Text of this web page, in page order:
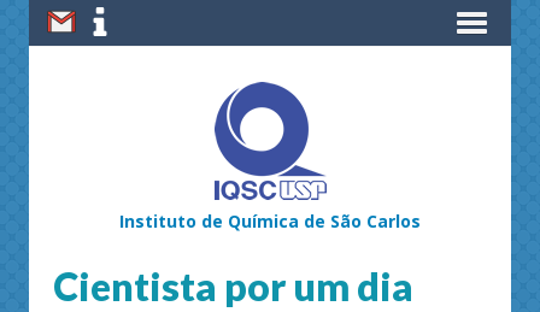
Instituto de Química de São Carlos
Cientista por um dia